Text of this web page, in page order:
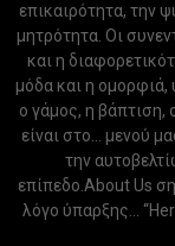
επικαιρότητα, την
μητρότητα. Οι
και η
μόδα και η ομορφιά,
ο γάμος, η βάπτιση,
είναι στο... μενού
την
επίπεδο.About Us
λόγο ύπαρξης...